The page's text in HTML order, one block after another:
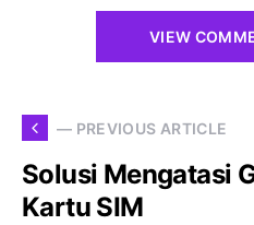
VIEW
— PREVIOUS ARTICLE
Solusi Mengatasi
Kartu SIM